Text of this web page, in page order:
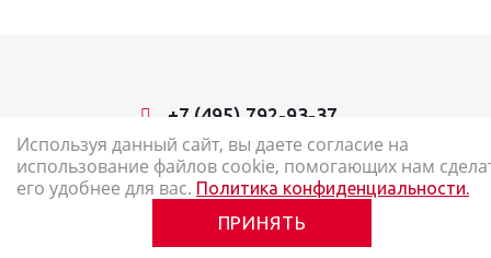
+7 (495) 792-93-37
2026 © Наш Карандаш: интернет-магазин канцелярских товаров
Карта сайта
Используя данный сайт, вы даете согласие на
использование файлов cookie, помогающих нам
его удобнее для вас. Политика конфиденциальности.
ПРИНЯТЬ